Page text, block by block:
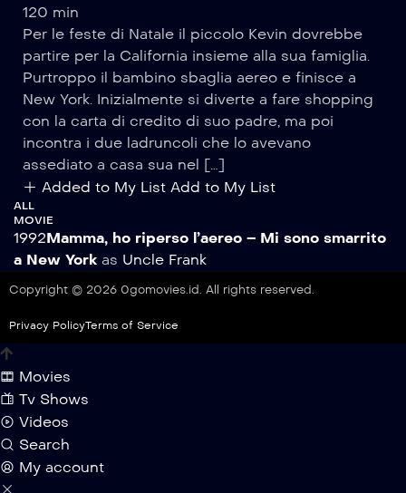
120 min
Per le feste di Natale il piccolo Kevin dovrebbe
partire per la California insieme alla sua famiglia.
Purtroppo il bambino sbaglia aereo e finisce a
New York. Inizialmente si diverte a fare shopping
con la carta di credito di suo padre, ma poi
incontra i due ladruncoli che lo avevano
assediato a casa sua nel […]
Added to My List Add to My List
ALL
MOVIE
1992Mamma, ho riperso l’aereo – Mi sono smarrito
a New York as Uncle Frank
Copyright © 2026 0gomovies.id. All rights reserved.
Privacy PolicyTerms of Service
Movies
Tv Shows
Videos
Search
My account